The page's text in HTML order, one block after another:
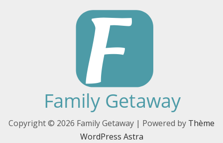
Copyright © 2026 Family Getaway | Powered by Thème
WordPress Astra